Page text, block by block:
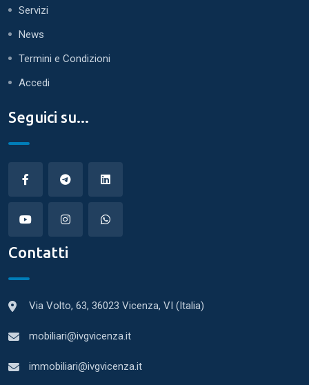
Servizi
News
Termini e Condizioni
Accedi
Seguici su...
Contatti
Via Volto, 63, 36023 Vicenza, VI (Italia)
mobiliari@ivgvicenza.it
immobiliari@ivgvicenza.it